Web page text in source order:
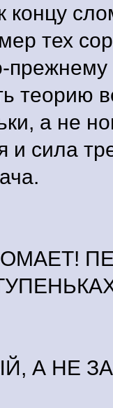
концу
тех
прежнему
теорию
а не
и сила
А НЕ